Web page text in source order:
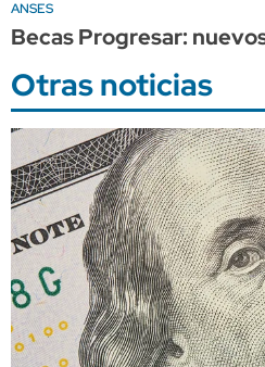
ANSES
Becas Progresar:
Otras noticias